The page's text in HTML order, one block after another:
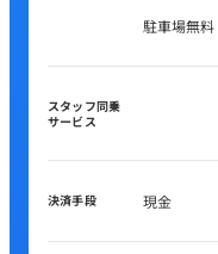
駐車場無料
スタッフ同乗
サービス
決済手段 現金